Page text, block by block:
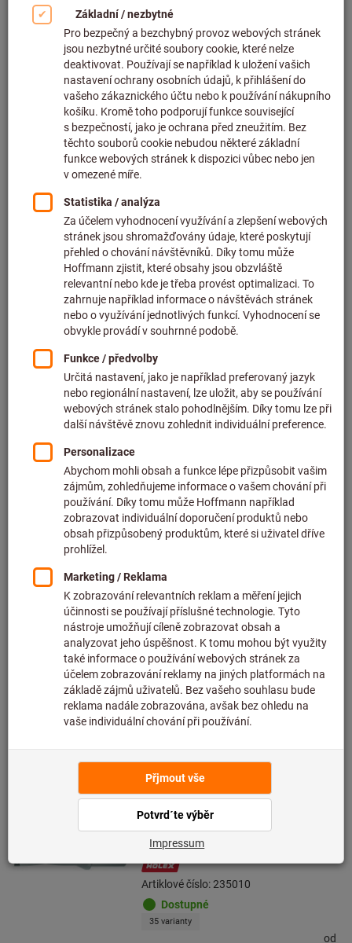
Artiklové číslo: 232300
Dostupné
39 varianty
8 449,00 CZK
bez DPH v platné výšiplus náklady na
dopravu
Základní prvek HiPer-Drill 5×D
Artiklové číslo: 231610
Dostupné
41 varianty
bez DPH v platné výši plus náklady na
dopravu
Vrták do plného s vyměnitelnými
destičkami kombinovaná stopka
Dostupné
23 varianty
od
9 886,00 CZK
bez DPH v platné výšiplus náklady na
dopravu
Vrták do plného HOLEX Pro Drill s
vyměnitelnými destičkami
kombinovaná stopka 4×D
Artiklové číslo: 235010
Dostupné
35 varianty
od